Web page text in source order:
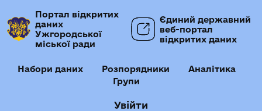
Портал відкритих
даних
Ужгородської
міської ради
Єдиний державний
веб-портал
відкритих даних
Набори даних Розпорядники
Аналітика
Групи
Увійти